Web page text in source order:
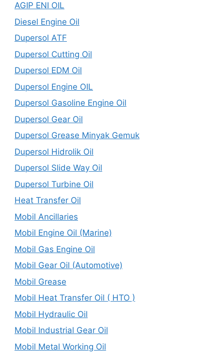
AGIP ENI OIL
Diesel Engine Oil
Dupersol ATF
Dupersol Cutting Oil
Dupersol EDM Oil
Dupersol Engine OIL
Dupersol Gasoline Engine Oil
Dupersol Gear Oil
Dupersol Grease Minyak Gemuk
Dupersol Hidrolik Oil
Dupersol Slide Way Oil
Dupersol Turbine Oil
Heat Transfer Oil
Mobil Ancillaries
Mobil Engine Oil (Marine)
Mobil Gas Engine Oil
Mobil Gear Oil (Automotive)
Mobil Grease
Mobil Heat Transfer Oil ( HTO )
Mobil Hydraulic Oil
Mobil Industrial Gear Oil
Mobil Metal Working Oil